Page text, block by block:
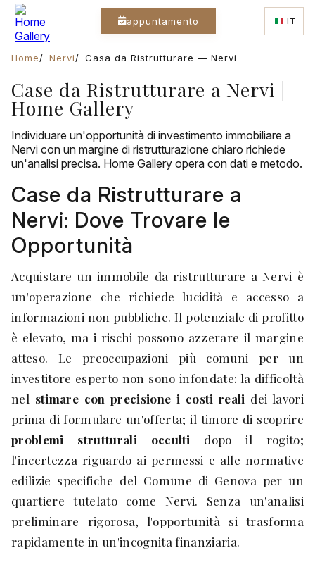
appuntamento IT
Home Nervi Casa da Ristrutturare — Nervi
Case da Ristrutturare a Nervi |
Home Gallery
Individuare un'opportunità di investimento immobiliare a
Nervi con un margine di ristrutturazione chiaro richiede
un'analisi precisa. Home Gallery opera con dati e metodo.
Case da Ristrutturare a
Nervi: Dove Trovare le
Opportunità
Acquistare un immobile da ristrutturare a Nervi è
un'operazione che richiede lucidità e accesso a
informazioni non pubbliche. Il potenziale di profitto
è elevato, ma i rischi possono azzerare il margine
atteso. Le preoccupazioni più comuni per un
investitore esperto non sono infondate: la difficoltà
nel stimare con precisione i costi reali dei lavori
prima di formulare un'offerta; il timore di scoprire
problemi strutturali occulti dopo il rogito;
l'incertezza riguardo ai permessi e alle normative
edilizie specifiche del Comune di Genova per un
quartiere tutelato come Nervi. Senza un'analisi
preliminare rigorosa, l'opportunità si trasforma
rapidamente in un'incognita finanziaria.